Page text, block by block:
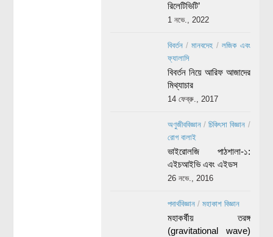
রিলেটিভিটি’
1 নভে., 2022
বিবর্তন/মানবদেহ /লজিক এবং
ফ্যালাসি
বিবর্তন নিয়ে আরিফ আজাদের
মিথ্যাচার
14 ফেব্রু., 2017
অণুজীববিজ্ঞান/চিকিৎসা বিজ্ঞান /
রোগ বালাই
ভাইরোলজি পাঠশালা-১:
এইচআইভি এবং এইডস
26 নভে., 2016
পদার্থবিজ্ঞান/ মহাকাশ বিজ্ঞান
মহাকর্ষীয় তরঙ্গ
(gravitational wave)